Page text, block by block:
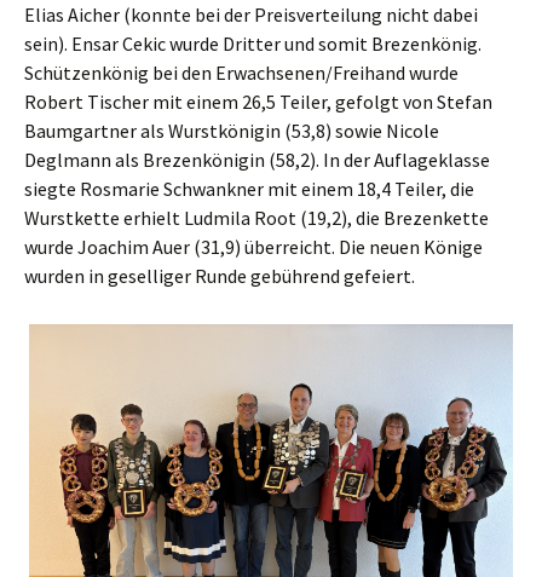
Elias Aicher (konnte bei der Preisverteilung nicht dabei
sein). Ensar Cekic wurde Dritter und somit Brezenkönig.
Schützenkönig bei den Erwachsenen/Freihand wurde
Robert Tischer mit einem 26,5 Teiler, gefolgt von Stefan
Baumgartner als Wurstkönigin (53,8) sowie Nicole
Deglmann als Brezenkönigin (58,2). In der Auflageklasse
siegte Rosmarie Schwankner mit einem 18,4 Teiler, die
Wurstkette erhielt Ludmila Root (19,2), die Brezenkette
wurde Joachim Auer (31,9) überreicht. Die neuen Könige
wurden in geselliger Runde gebührend gefeiert.